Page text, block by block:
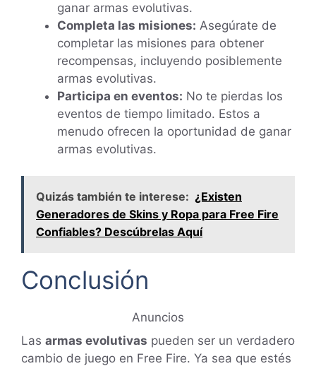
ganar armas evolutivas.
Completa las misiones: Asegúrate de
completar las misiones para obtener
recompensas, incluyendo posiblemente
armas evolutivas.
Participa en eventos: No te pierdas los
eventos de tiempo limitado. Estos a
menudo ofrecen la oportunidad de ganar
armas evolutivas.
Quizás también te interese: ¿Existen
Generadores de Skins y Ropa para Free Fire
Confiables? Descúbrelas Aquí
Conclusión
Anuncios
Las armas evolutivas pueden ser un verdadero
cambio de juego en Free Fire. Ya sea que estés